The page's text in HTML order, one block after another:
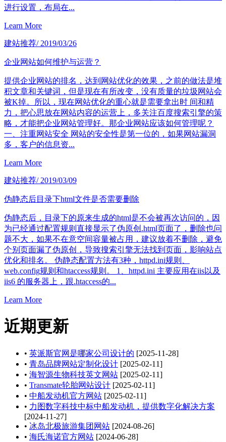
进行设置，布局在...
Learn More
建站推荐/ 2019/03/26
企业网站如何维护与运营？
提供企业网站的排名，达到网站优化的效果，之前的做法是堆
积文章和关键词，但是现在有所改变，没有质量的垃圾网站会
被K掉。所以，现在网站优化的重心就是需要拿出时 间和精
力，把心思放在网站内容的运营上，多关注百度搜索引擎的策
略，才能把企业网站管理好。那企业网站应该如何管理呢？
一、注重网站安全 网站的安全性是第一位的，如果网站漏洞
多，客户的信息资...
Learn More
建站推荐/ 2019/03/09
伪静态后目录下html文件是否需要删除
伪静态后，目录下的原来生成的html是不会被再次访问的，因
为已经通过配置规则直接显示了伪原创.html页面了，删除也问
题不大，如果不在意空间容量被占用，建议放着不删除，避免
个别页面漏了伪原创，导致搜索引擎无法找到页面，影响站点
优化和排名。 伪静态配置方法有3种，httpd.ini规则、
web.config规则和htaccess规则。 1、httpd.ini 主要应用在iis以及
iis6 的服务器上，跟.htaccess的...
Learn More
近期更新
• 英派斯官网是哪家公司设计的 [2025-11-28]
• 青岛品牌网站定制化设计 [2025-02-11]
• 海智源生物科技英文网站 [2025-02-11]
• Transmate轮胎网站设计 [2025-02-11]
• 中船发动机官方网站 [2025-02-11]
• 力图数字科技中标中船发动机，提供数字化解决方案
[2024-11-27]
• 冰岛北极旅游集团网站 [2024-08-26]
• 海氏海诺官方网站 [2024-06-28]